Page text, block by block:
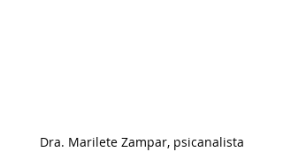
Dra. Marilete Zampar, psicanalista